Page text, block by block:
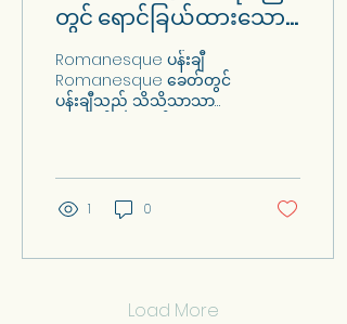
တွင် ရောင်ခြယ်ထားသော
မှန်များ
Romanesque ပန်းချီ
Romanesque ခေတ်တွင်
ပန်းချီသည် သိသိသာသာ
အတွက်...
1 0
Load More